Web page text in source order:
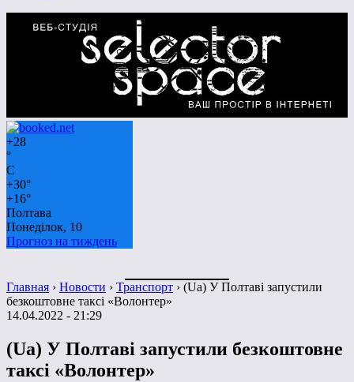
+28
°
C
+30°
+16°
Полтава
Понеділок, 10
Прогноз на тиждень
Главная › Новости › Транспорт › (Ua) У Полтаві запустили
безкоштовне таксі «Волонтер»
14.04.2022 - 21:29
(Ua) У Полтаві запустили безкоштовне
таксі «Волонтер»